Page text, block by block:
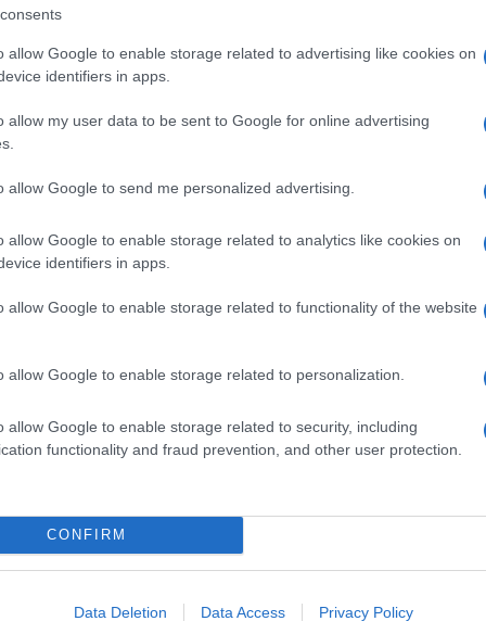
allow Google to enable storage related to advertising like cookies on
identifiers in apps.
allow my user data to be sent to Google for online advertising
allow Google to send me personalized advertising.
allow Google to enable storage related to analytics like cookies on
identifiers in apps.
allow Google to enable storage related to functionality of the website
allow Google to enable storage related to personalization.
allow Google to enable storage related to security, including
functionality and fraud prevention, and other user protection.
CONFIRM
Data Deletion Data Access Privacy Policy
le età
nazionali?
mesecliccandoqui
nella sezioneLogindal menù del sito
+ Esporta iCal